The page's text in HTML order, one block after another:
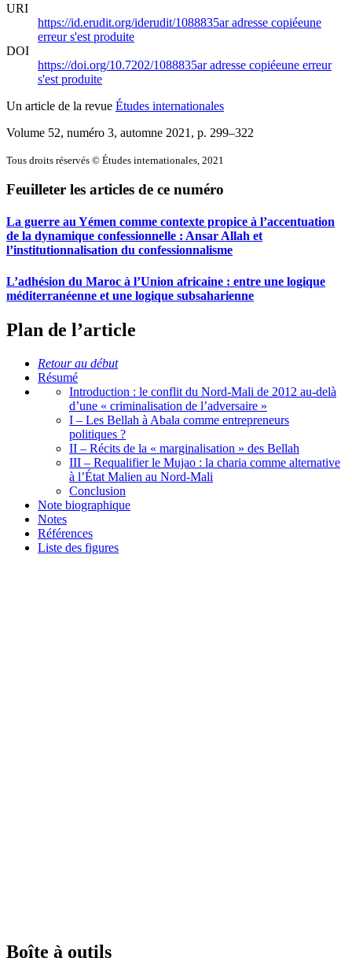
URI
https://id.erudit.org/iderudit/1088835aradresse copiéeune
erreur s'est produite
DOI
https://doi.org/10.7202/1088835aradresse copiéeune erreur
s'est produite
Un article de la revue Études internationales
Volume 52, numéro 3, automne 2021 , p. 299–322
Tous droits réservés © Études internationales, 2021
Feuilleter les articles de ce numéro
La guerre au Yémen comme contexte propice à l’accentuation
de la dynamique confessionnelle : Ansar Allah et
l’institutionnalisation du confessionnalisme
L’adhésion du Maroc à l’Union africaine : entre une logique
méditerranéenne et une logique subsaharienne
Plan de l’article
Retour au début
Résumé
Introduction : le conflit du Nord-Mali de 2012 au-delà
d’une « criminalisation de l’adversaire »
I – Les Bellah à Abala comme entrepreneurs
politiques ?
II – Récits de la « marginalisation » des Bellah
III – Requalifier le Mujao : la charia comme alternative
à l’État Malien au Nord-Mali
Conclusion
Note biographique
Notes
Références
Liste des figures
Boîte à outils